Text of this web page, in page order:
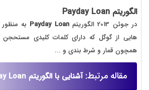
الگوریتم Payday Loan
در جوئن 2013 الگوریتم Payday Loan به
هایی از گوگل که دارای کلمات کلیدی مستحجن
همچون قمار و شرط بندی و ...
مقاله مرتبط:آشنایی با الگوریتم Payday Loan